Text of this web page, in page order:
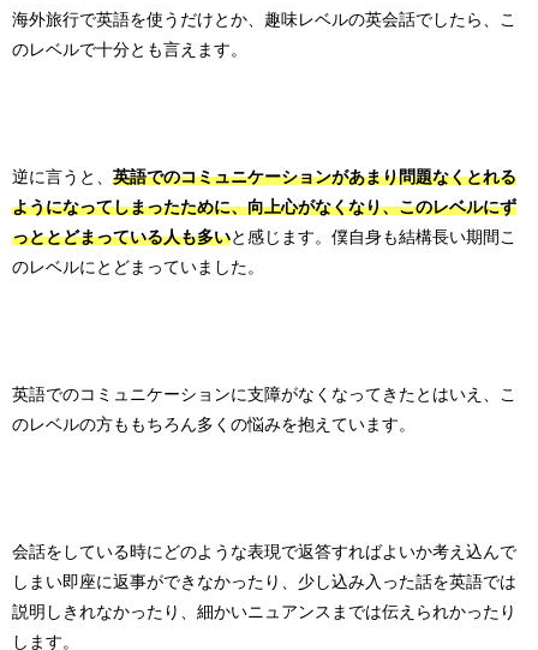
海外旅行で英語を使うだけとか、趣味レベルの英会話でしたら、こ
のレベルで十分とも言えます。
逆に言うと、 英語でのコミュニケーションがあまり問題なくとれる
ようになってしまったために、向上心がなくなり、このレベルにず
っととどまっている人も多いと感じます。僕自身も結構長い期間こ
のレベルにとどまっていました。
英語でのコミュニケーションに支障がなくなってきたとはいえ、こ
のレベルの方ももちろん多くの悩みを抱えています。
会話をしている時にどのような表現で返答すればよいか考え込んで
しまい即座に返事ができなかったり、少し込み入った話を英語では
説明しきれなかったり、細かいニュアンスまでは伝えられかったり
します。